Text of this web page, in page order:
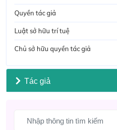
Quyền tác giả
Luật sở hữu trí tuệ
Chủ sở hữu quyền tác giả
Tác giả